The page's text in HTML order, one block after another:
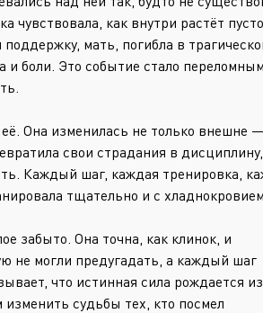
Или войти через
как внутри растёт
мать, погибла в
и боли. Это событие стало
Она изменилась не только внешне
свои страдания в дисциплину,
Каждый шаг, каждая тренировка,
тщательно и с
забыто. Она точна, как клинок, и
не могли предугадать, а каждый шаг
что истинная сила рождается из
судьбы тех, кто посмел